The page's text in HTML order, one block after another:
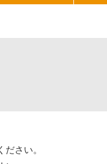
さい。